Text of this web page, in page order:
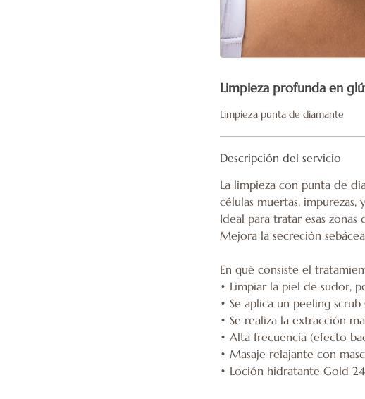
Limpieza profunda en
Limpieza punta de diamante
Descripción del servicio
La limpieza con punta de
células muertas,
Ideal para tratar esas
Mejora la secreción
En qué consiste el
• Limpiar la piel de sudor,
• Se aplica un peeling
• Se realiza la extracción
• Alta frecuencia (efecto
• Masaje relajante con
• Loción hidratante Gold